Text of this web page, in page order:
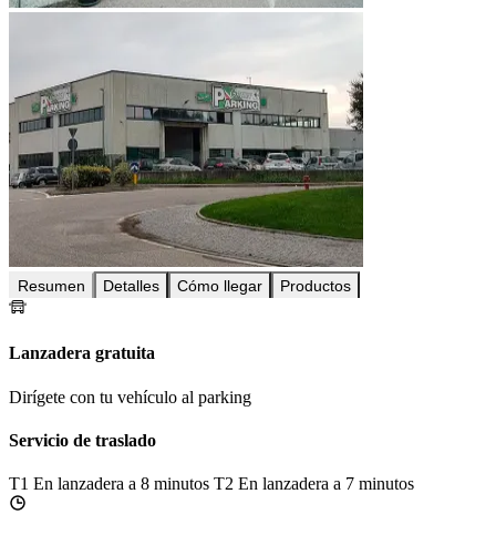
Resumen Detalles Cómo llegar Productos
Lanzadera gratuita
Dirígete con tu vehículo al parking
Servicio de traslado
T1 En lanzadera a 8 minutos T2 En lanzadera a 7 minutos